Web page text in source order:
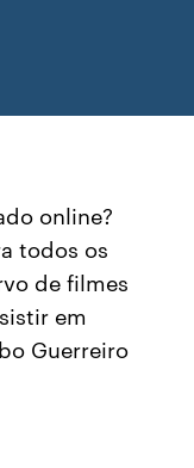
online?
todos os
de filmes
em
Guerreiro